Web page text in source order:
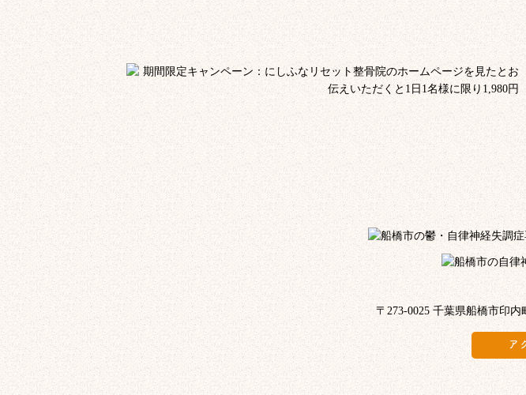
〒273-0025 千葉県船橋市印内
ア